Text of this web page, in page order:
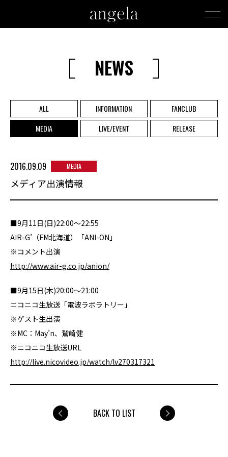
NEWS
ALL INFORMATION
FANCLUB
MEDIA
LIVE/EVENT RELEASE
2016.09.09 MEDIA
メディア出演情報
■9月11日(日)22:00～22:55
AIR-G’（FM北海道）「ANI-ON」
※コメント出演
http://www.air-g.co.jp/anion/
■9月15日(木)20:00～21:00
ニコニコ生放送「電波ラボラトリー」
※ゲスト生出演
※MC：May’n、鷲崎健
※ニコニコ生放送URL
http://live.nicovideo.jp/watch/lv270317321
BACK TO LIST